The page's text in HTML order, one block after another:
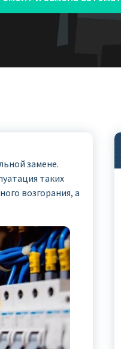
замене.
таких
возгорания, а